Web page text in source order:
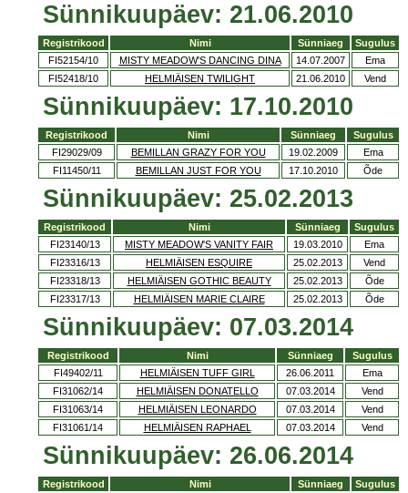
Sünnikuupäev: 21.06.2010
Registrikood Nimi Sünniaeg
Sugulus
FI52154/10
MISTY MEADOW'S DANCING DINA 14.07.2007
Ema
FI52418/10
HELMIÄISEN TWILIGHT 21.06.2010 Vend
Sünnikuupäev: 17.10.2010
Registrikood Nimi Sünniaeg
Sugulus
FI29029/09
BEMILLAN GRAZY FOR YOU 19.02.2009
Ema
FI11450/11
BEMILLAN JUST FOR YOU 17.10.2010 Õde
Sünnikuupäev: 25.02.2013
Registrikood Nimi Sünniaeg
Sugulus
FI23140/13
MISTY MEADOW'S VANITY FAIR 19.03.2010
Ema
FI23316/13
HELMIÄISEN ESQUIRE 25.02.2013
Vend
FI23318/13
HELMIÄISEN GOTHIC BEAUTY 25.02.2013
Õde
FI23317/13
HELMIÄISEN MARIE CLAIRE 25.02.2013 Õde
Sünnikuupäev: 07.03.2014
Registrikood Nimi Sünniaeg
Sugulus
FI49402/11
HELMIÄISEN TUFF GIRL 26.06.2011
Ema
FI31062/14
HELMIÄISEN DONATELLO 07.03.2014
Vend
FI31063/14
HELMIÄISEN LEONARDO 07.03.2014
Vend
FI31061/14
HELMIÄISEN RAPHAEL 07.03.2014 Vend
Sünnikuupäev: 26.06.2014
Registrikood Nimi Sünniaeg Sugulus